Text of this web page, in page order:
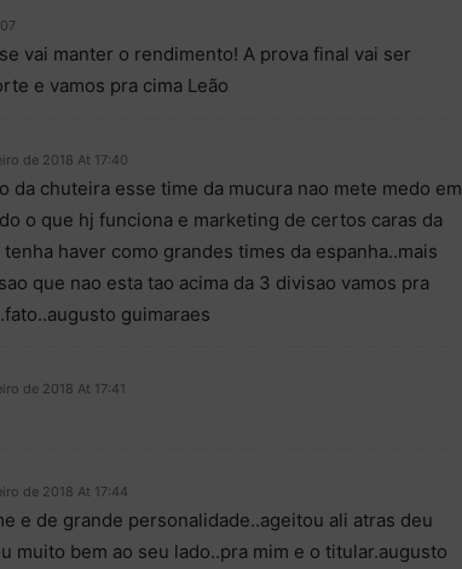
vai manter o rendimento! A prova final vai ser
e vamos pra cima Leão
de 2018 At 17:40
da chuteira esse time da mucura nao mete medo em
o que hj funciona e marketing de certos caras da
haver como grandes times da espanha..mais
que nao esta tao acima da 3 divisao vamos pra
guimaraes
de 2018 At 17:41
de 2018 At 17:44
e de grande personalidade..ageitou ali atras deu
muito bem ao seu lado..pra mim e o titular.augusto